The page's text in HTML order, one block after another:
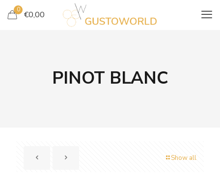
0 €0,00
PINOT BLANC
Show all